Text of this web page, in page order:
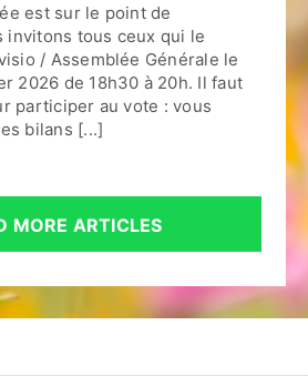
est sur le point de
invitons tous ceux qui le
/ Assemblée Générale le
2026 de 18h30 à 20h. Il faut
participer au vote : vous
bilans [...]
MORE ARTICLES